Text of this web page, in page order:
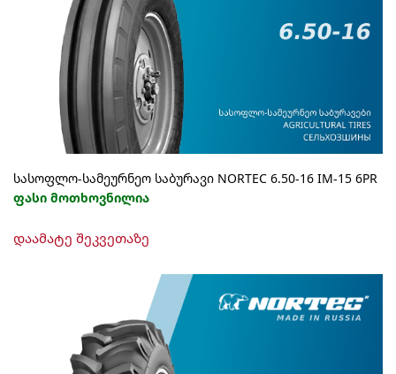
სასოფლო-სამეურნეო საბურავი NORTEC 6.50-16 IM-15 6PR
ფასი მოთხოვნილია
დაამატე შეკვეთაზე